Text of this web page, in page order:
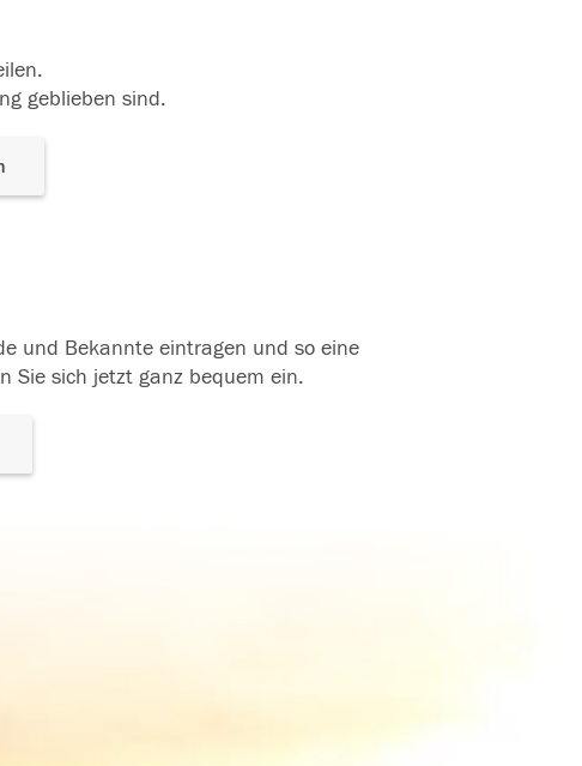
geblieben sind.
und Bekannte eintragen und so eine
Sie sich jetzt ganz bequem ein.